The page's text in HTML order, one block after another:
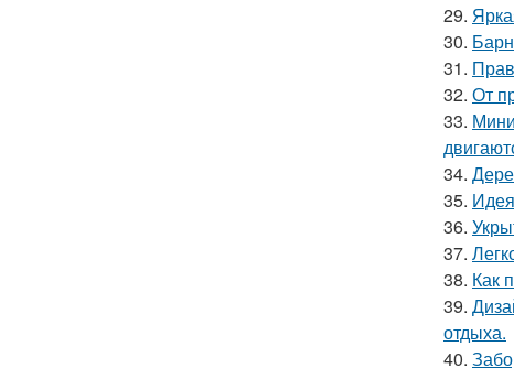
29.
30.
31.
32. От
33.
34.
35.
36.
37.
38. Как
39.
отдыха.
40.